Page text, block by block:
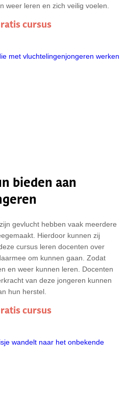
weer leren en zich veilig voelen.
cursus
bieden aan
gevlucht hebben vaak meerdere
Hierdoor kunnen zij
cursus leren docenten over
om kunnen gaan. Zodat
en weer kunnen leren. Docenten
van deze jongeren kunnen
hun herstel.
cursus
de website optimaal. We
slaan hierbij geen
de essentiële cookies
geanonimiseerde
Externe diensten